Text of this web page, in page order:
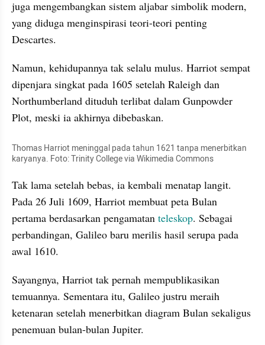
juga mengembangkan sistem aljabar simbolik modern,
yang diduga menginspirasi teori-teori penting
Descartes.
Namun, kehidupannya tak selalu mulus. Harriot sempat
dipenjara singkat pada 1605 setelah Raleigh dan
Northumberland dituduh terlibat dalam Gunpowder
Plot, meski ia akhirnya dibebaskan.
Thomas Harriot meninggal pada tahun 1621 tanpa menerbitkan
karyanya. Foto: Trinity College via Wikimedia Commons
Tak lama setelah bebas, ia kembali menatap langit.
Pada 26 Juli 1609, Harriot membuat peta Bulan
pertama berdasarkan pengamatan teleskop. Sebagai
perbandingan, Galileo baru merilis hasil serupa pada
awal 1610.
Sayangnya, Harriot tak pernah mempublikasikan
temuannya. Sementara itu, Galileo justru meraih
ketenaran setelah menerbitkan diagram Bulan sekaligus
penemuan bulan-bulan Jupiter.